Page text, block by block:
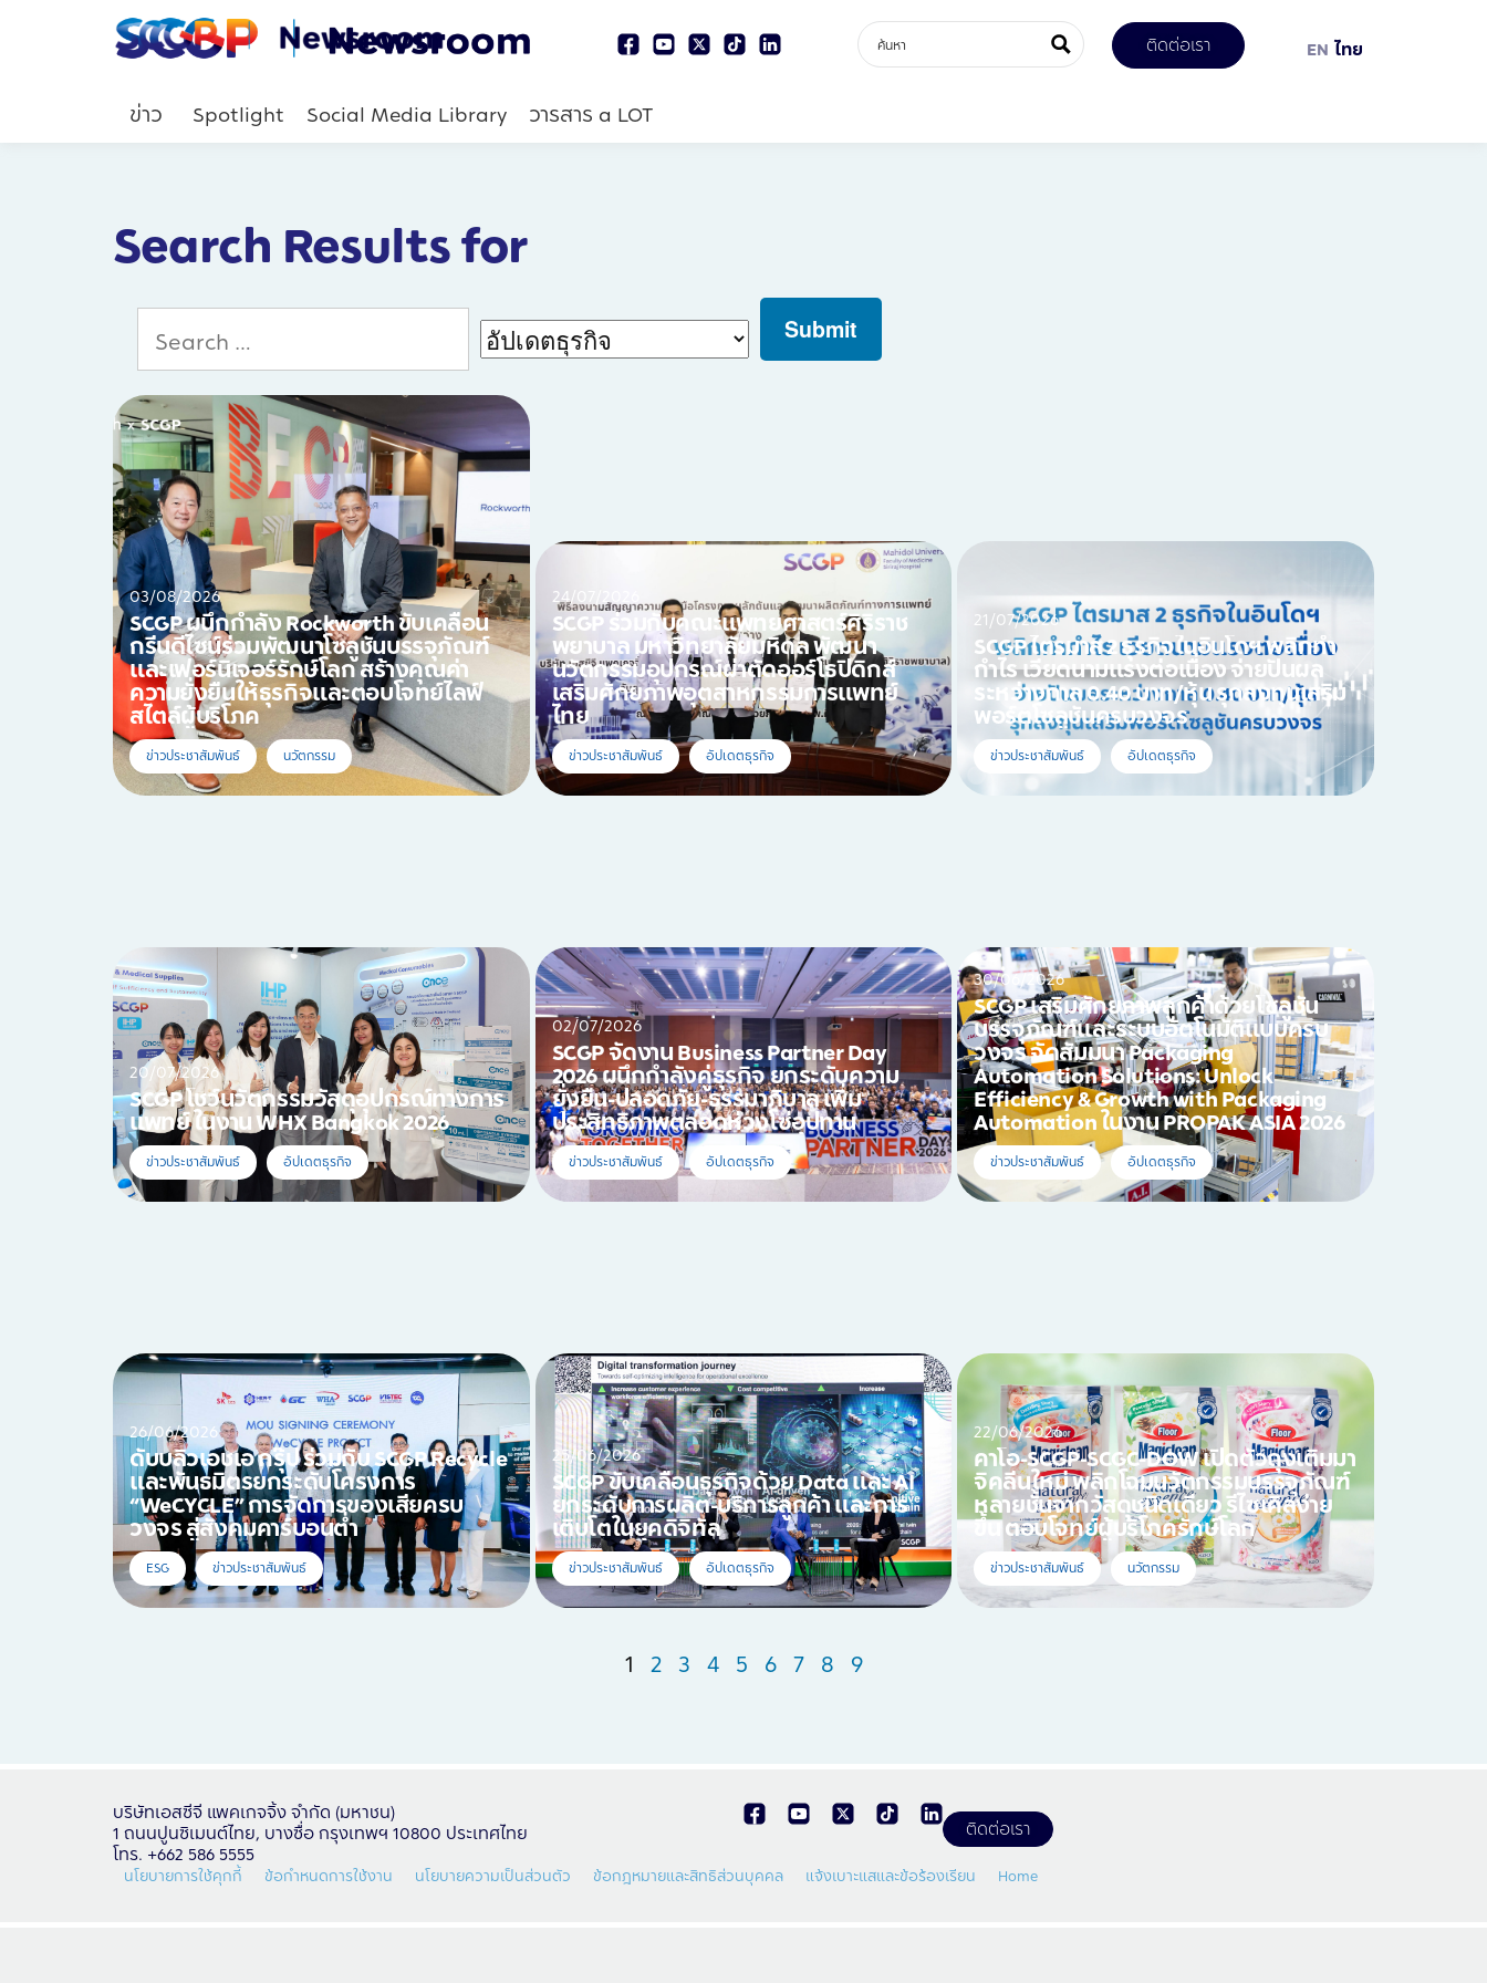
ติดต่อเรา EN ไทย
ข่าว Spotlight Social Media Library วารสาร a LOT
Search Results for
03/08/2026
SCGP ผนึกกำลัง Rockworth ขับเคลื่อน
กรีนดีไซน์ร่วมพัฒนาโซลูชันบรรจุภัณฑ์
และเฟอร์นิเจอร์รักษ์โลก สร้างคุณค่า
ความยั่งยืนให้ธุรกิจและตอบโจทย์ไลฟ์
สไตล์ผู้บริโภค
ข่าวประชาสัมพันธ์ นวัตกรรม
24/07/2026
SCGP ร่วมกับคณะแพทยศาสตร์ศิริราช
พยาบาล มหาวิทยาลัยมหิดล พัฒนา
นวัตกรรมอุปกรณ์ผ่าตัดออร์โธปิดิกส์
เสริมศักยภาพอุตสาหกรรมการแพทย์
ไทย
ข่าวประชาสัมพันธ์ อัปเดตธุรกิจ
21/07/2026
SCGP ไตรมาส 2 ธุรกิจในอินโดฯ พลิกทำ
กำไร เวียดนามแรงต่อเนื่อง จ่ายปันผล
ระหว่างกาล 0.40 บาท/หุ้น รุกลงทุนเสริม
พอร์ตโซลูชันครบวงจร
ข่าวประชาสัมพันธ์ อัปเดตธุรกิจ
20/07/2026
SCGP โชว์นวัตกรรมวัสดุอุปกรณ์ทางการ
แพทย์ ในงาน WHX Bangkok 2026
ข่าวประชาสัมพันธ์ อัปเดตธุรกิจ
02/07/2026
SCGP จัดงาน Business Partner Day
2026 ผนึกกำลังคู่ธุรกิจ ยกระดับความ
ยั่งยืน-ปลอดภัย-ธรรมาภิบาล เพิ่ม
ประสิทธิภาพตลอดห่วงโซ่อุปทาน
ข่าวประชาสัมพันธ์ อัปเดตธุรกิจ
30/06/2026
SCGP เสริมศักยภาพลูกค้าด้วยโซลูชัน
บรรจุภัณฑ์และระบบอัตโนมัติแบบครบ
วงจร จัดสัมมนา Packaging
Automation Solutions: Unlock
Efficiency & Growth with Packaging
Automation ในงาน PROPAK ASIA 2026
ข่าวประชาสัมพันธ์ อัปเดตธุรกิจ
26/06/2026
ดับบลิวเอชเอ กรุ๊ป ร่วมกับ SCGP Recycle
และพันธมิตรยกระดับโครงการ
“WeCYCLE” การจัดการของเสียครบ
วงจร สู่สังคมคาร์บอนต่ำ
ESG ข่าวประชาสัมพันธ์
25/06/2026
SCGP ขับเคลื่อนธุรกิจด้วย Data และ AI
ยกระดับการผลิต-บริการลูกค้า และการ
เติบโตในยุคดิจิทัล
ข่าวประชาสัมพันธ์ อัปเดตธุรกิจ
22/06/2026
คาโอ-SCGP-SCGC-DOW เปิดตัวถุงเติมมา
จิคลีนใหม่ พลิกโฉมนวัตกรรมบรรจุภัณฑ์
หลายชั้นจากวัสดุชนิดเดียว รีไซเคิลง่าย
ขึ้น ตอบโจทย์ผู้บริโภครักษ์โลก
ข่าวประชาสัมพันธ์ นวัตกรรม
1 2 3 4 5 6 7 8 9
บริษัทเอสซีจี แพคเกจจิ้ง จำกัด (มหาชน)
1 ถนนปูนซิเมนต์ไทย, บางซื่อ กรุงเทพฯ 10800 ประเทศไทย
โทร. +662 586 5555
ติดต่อเรา
นโยบายการใช้คุกกี้ ข้อกำหนดการใช้งาน นโยบายความเป็นส่วนตัว ข้อกฎหมายและสิทธิส่วนบุคคล แจ้งเบาะแสและข้อร้องเรียน Home